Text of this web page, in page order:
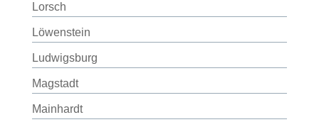
Lorsch
Löwenstein
Ludwigsburg
Magstadt
Mainhardt